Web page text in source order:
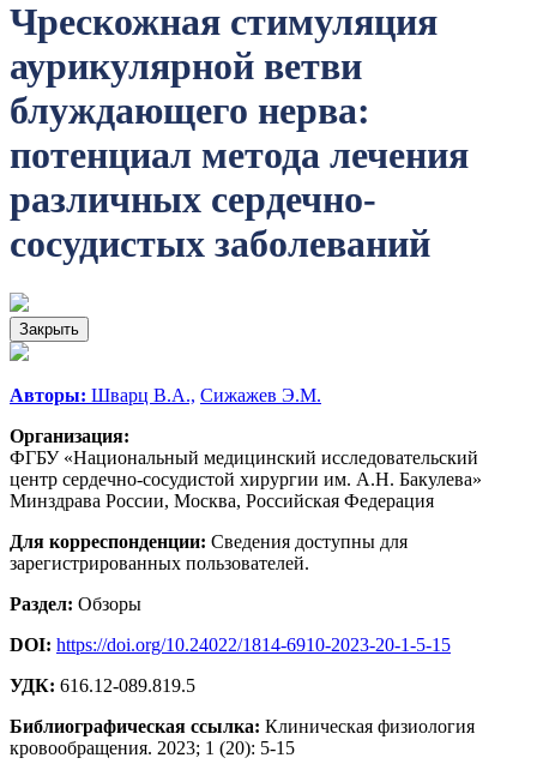
Чрескожная стимуляция
аурикулярной ветви
блуждающего нерва:
потенциал метода лечения
различных сердечно-
сосудистых заболеваний
Закрыть
Авторы: Шварц В.А., Сижажев Э.М.
Организация:
ФГБУ «Национальный медицинский исследовательский
центр сердечно-сосудистой хирургии им. А.Н. Бакулева»
Минздрава России, Москва, Российская Федерация
Для корреспонденции: Сведения доступны для
зарегистрированных пользователей.
Раздел: Обзоры
DOI: https://doi.org/10.24022/1814-6910-2023-20-1-5-15
УДК: 616.12-089.819.5
Библиографическая ссылка: Клиническая физиология
кровообращения. 2023; 1 (20): 5-15